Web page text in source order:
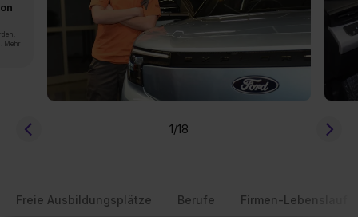
Mehr
1/18
Freie Ausbildungsplätze Berufe Firmen-Lebenslauf